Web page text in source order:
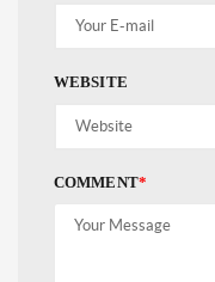
WEBSITE
COMMENT*